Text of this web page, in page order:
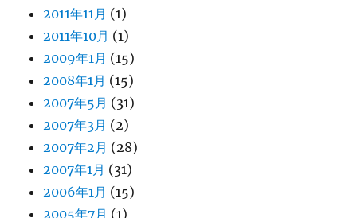
2011年11月 (1)
2011年10月 (1)
2009年1月 (15)
2008年1月 (15)
2007年5月 (31)
2007年3月 (2)
2007年2月 (28)
2007年1月 (31)
2006年1月 (15)
2005年7月 (1)